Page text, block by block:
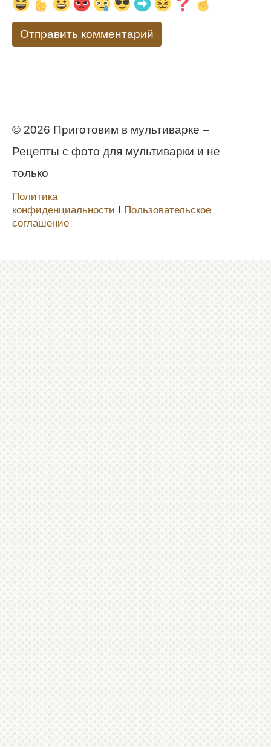
© 2026 Приготовим в мультиварке –
Рецепты с фото для мультиварки и не
только
Политика
конфиденциальности Ι Пользовательское
соглашение